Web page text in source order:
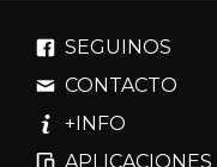
SEGUINOS
CONTACTO
+INFO